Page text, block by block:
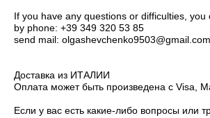
If you have any questions or difficulties, you
by phone: +39 349 320 53 85
send mail: olgashevchenko9503@gmail.com
Доставка из ИТАЛИИ
Оплата может быть произведена с Visa,
Если у вас есть какие-либо вопросы или